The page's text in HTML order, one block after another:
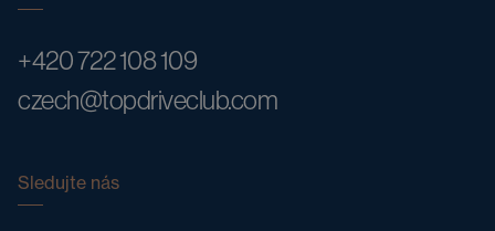
+420 722 108 109
czech@topdriveclub.com
Sledujte nás